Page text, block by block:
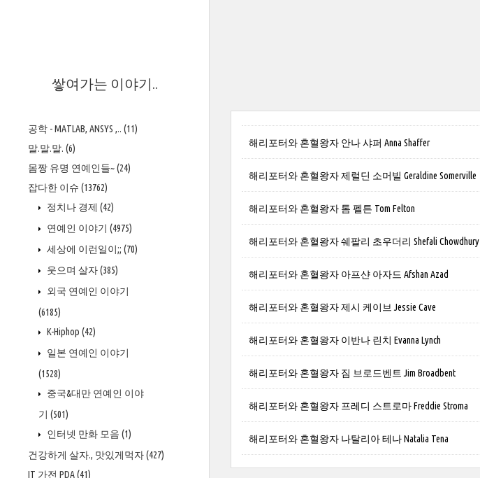
쌓여가는 이야기..
공학 - MATLAB, ANSYS ,.. (11)
말.말.말. (6)
몸짱 유명 연예인들~(24)
잡다한 이슈 (13762)
정치나 경제 (42)
연예인 이야기 (4975)
세상에 이런일이;; (70)
웃으며 살자(385)
외국 연예인 이야기
(6185)
K-Hiphop (42)
일본 연예인 이야기
(1528)
중국&대만 연예인 이야
기 (501)
인터넷 만화 모음 (1)
건강하게 살자., 맛있게먹자(427)
IT 가전 PDA(41)
해리포터와 혼혈왕자 안나 샤퍼 Anna Shaffer
해리포터와 혼혈왕자 제럴딘 소머빌 Geraldine Somerville
해리포터와 혼혈왕자 톰 펠튼 Tom Felton
해리포터와 혼혈왕자 쉐팔리 초우더리 Shefali Chowdhury
해리포터와 혼혈왕자 아프샨 아자드 Afshan Azad
해리포터와 혼혈왕자 제시 케이브 Jessie Cave
해리포터와 혼혈왕자 이반나 린치 Evanna Lynch
해리포터와 혼혈왕자 짐 브로드벤트 Jim Broadbent
해리포터와 혼혈왕자 프레디 스트로마 Freddie Stroma
해리포터와 혼혈왕자 나탈리아 테나 Natalia Tena